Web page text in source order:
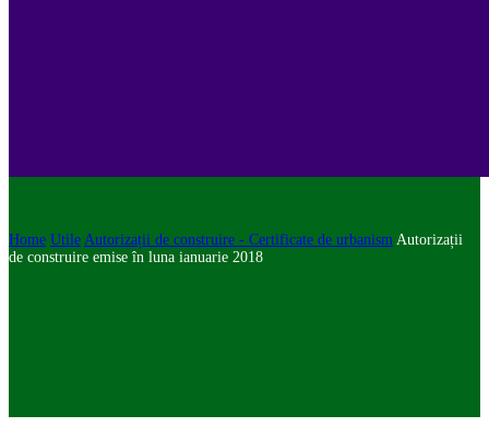
Home Utile Autorizații de construire - Certificate de urbanism Autorizații
de construire emise în luna ianuarie 2018